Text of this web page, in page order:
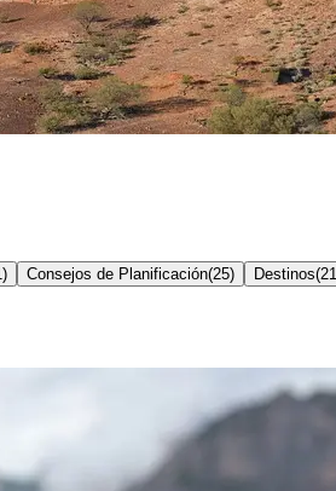
) Consejos de Planificación(25) Destinos(21